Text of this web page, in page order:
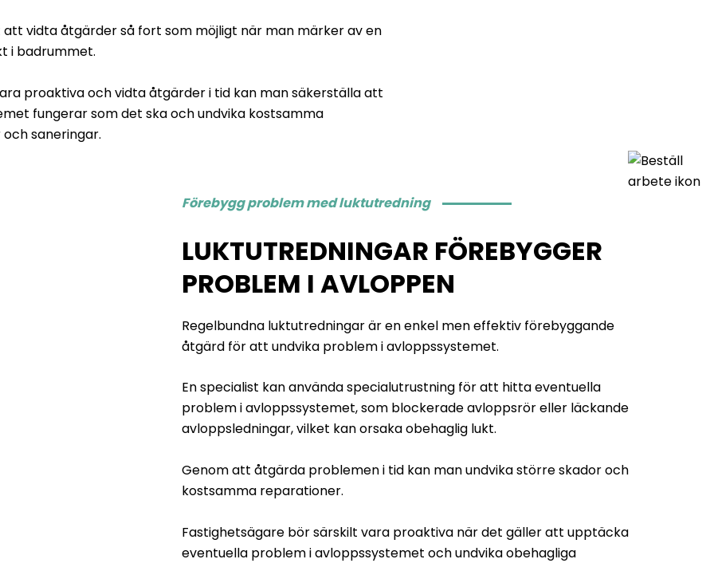
att vidta åtgärder så fort som möjligt när man märker av en
i badrummet.
proaktiva och vidta åtgärder i tid kan man säkerställa att
fungerar som det ska och undvika kostsamma
saneringar.
Förebygg problem med luktutredning
LUKTUTREDNINGAR FÖREBYGGER
PROBLEM I AVLOPPEN
Regelbundna luktutredningar är en enkel men effektiv förebyggande
åtgärd för att undvika problem i avloppssystemet.
En specialist kan använda specialutrustning för att hitta eventuella
problem i avloppssystemet, som blockerade avloppsrör eller läckande
avloppsledningar, vilket kan orsaka obehaglig lukt.
Genom att åtgärda problemen i tid kan man undvika större skador och
kostsamma reparationer.
Fastighetsägare bör särskilt vara proaktiva när det gäller att upptäcka
eventuella problem i avloppssystemet och undvika obehagliga